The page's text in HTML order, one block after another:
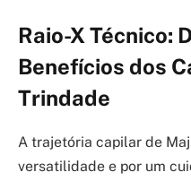
Raio-X Técnico:
Benefícios dos
Trindade
A trajetória capilar de
versatilidade e por um